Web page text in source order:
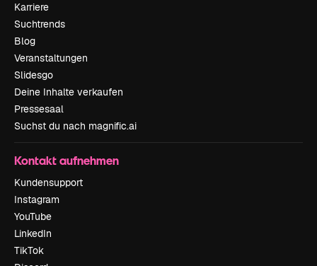
Karriere
Suchtrends
Blog
Veranstaltungen
Slidesgo
Deine Inhalte verkaufen
Pressesaal
Suchst du nach magnific.ai
Kontakt aufnehmen
Kundensupport
Instagram
YouTube
LinkedIn
TikTok